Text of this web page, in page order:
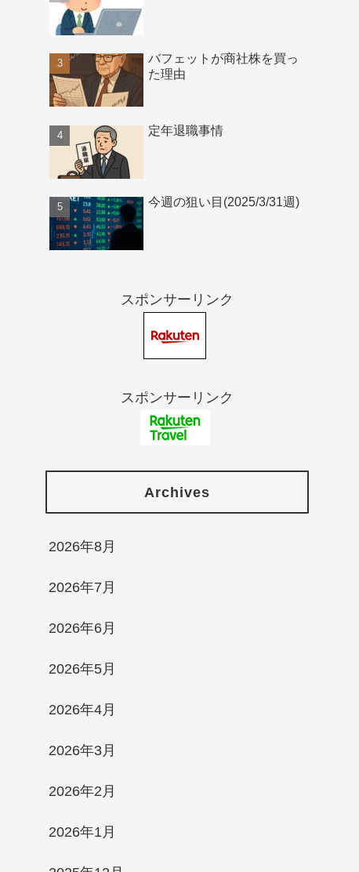
バフェットが商社株を買っ
た理由
定年退職事情
今週の狙い目(2025/3/31週)
スポンサーリンク
スポンサーリンク
Archives
2026年8月
2026年7月
2026年6月
2026年5月
2026年4月
2026年3月
2026年2月
2026年1月